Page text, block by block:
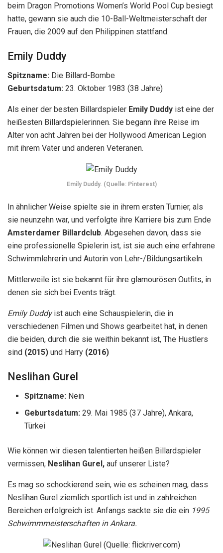
beim Dragon Promotions Women’s World Pool Cup besiegt
hatte, gewann sie auch die 10-Ball-Weltmeisterschaft der
Frauen, die 2009 auf den Philippinen stattfand.
Emily Duddy
Spitzname: Die Billard-Bombe
Geburtsdatum: 23. Oktober 1983 (38 Jahre)
Als einer der besten Billardspieler Emily Duddy ist eine der
heißesten Billardspielerinnen. Sie begann ihre Reise im
Alter von acht Jahren bei der Hollywood American Legion
mit ihrem Vater und anderen Veteranen.
Emily Duddy. (Quelle: Pinterest)
In ähnlicher Weise spielte sie in ihrem ersten Turnier, als
sie neunzehn war, und verfolgte ihre Karriere bis zum Ende
Amsterdamer Billardclub. Abgesehen davon, dass sie
eine professionelle Spielerin ist, ist sie auch eine erfahrene
Schwimmlehrerin und Autorin von Lehr-/Bildungsartikeln.
Mittlerweile ist sie bekannt für ihre glamourösen Outfits, in
denen sie sich bei Events trägt.
Emily Duddyist auch eine Schauspielerin, die in
verschiedenen Filmen und Shows gearbeitet hat, in denen
die beiden, durch die sie weithin bekannt ist, The Hustlers
sind (2015) und Harry (2016)
Neslihan Gurel
Spitzname: Nein
Geburtsdatum: 29. Mai 1985 (37 Jahre), Ankara,
Türkei
Wie können wir diesen talentierten heißen Billardspieler
vermissen, Neslihan Gurel, auf unserer Liste?
Es mag so schockierend sein, wie es scheinen mag, dass
Neslihan Gurel ziemlich sportlich ist und in zahlreichen
Bereichen erfolgreich ist. Anfangs sackte sie die ein 1995
Schwimmmeisterschaften in Ankara.